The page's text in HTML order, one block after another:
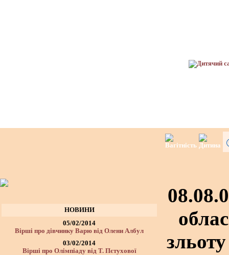
НОВИНИ
05/02/2014
Вірші про дівчинку Варю від Олени Албул
03/02/2014
Вірші про Олімпіаду від Т. Пєтухової